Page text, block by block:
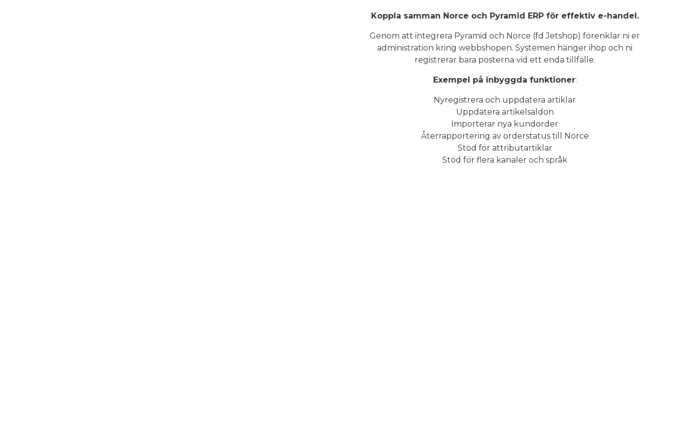
Koppla samman Norce och Pyramid ERP för effektiv e-handel.
Genom att integrera Pyramid och Norce (fd Jetshop) förenklar ni er
administration kring webbshopen. Systemen hänger ihop och ni
registrerar bara posterna vid ett enda tillfälle.
Exempel på inbyggda funktioner:
Nyregistrera och uppdatera artiklar
Uppdatera artikelsaldon
Importerar nya kundorder
Återrapportering av orderstatus till Norce
Stöd för attributartiklar
Stöd för flera kanaler och språk